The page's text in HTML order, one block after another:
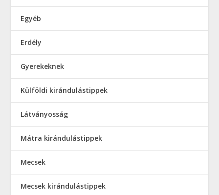
Egyéb
Erdély
Gyerekeknek
Külföldi kirándulástippek
Látványosság
Mátra kirándulástippek
Mecsek
Mecsek kirándulástippek